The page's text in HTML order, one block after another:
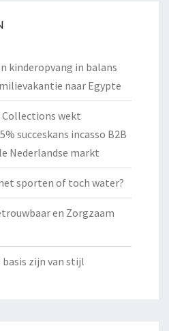
kinderopvang in balans
naar Egypte
Collections wekt
succeskans incasso B2B
Nederlandse markt
sporten of toch water?
en Zorgzaam
basis zijn van stijl